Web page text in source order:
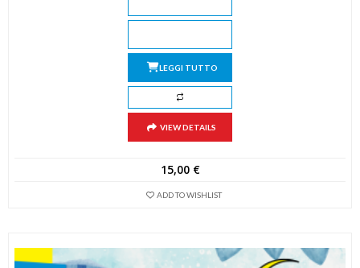
LEGGI TUTTO
VIEW DETAILS
15,00 €
ADD TO WISHLIST